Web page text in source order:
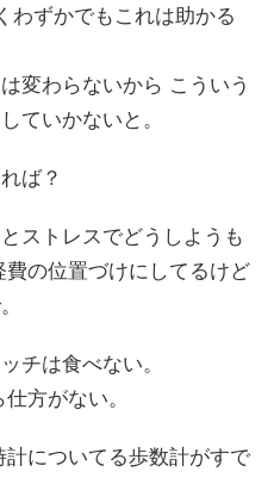
わずかでもこれは助かる
変わらないから こういう
ていかないと。
ば？
ストレスでどうしようも
の位置づけにしてるけど
チは食べない。
方がない。
についてる歩数計がすで